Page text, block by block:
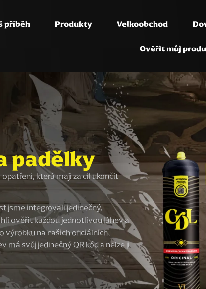
příběh Produkty Velkoobchod
Ověřit můj
padělky
která mají za cíl ukončit
jsme integrovali jedinečný,
ověřit každou jednotlivou láhev a
výrobku na našich oficiálních
má svůj jedinečný QR kód a nelze ji